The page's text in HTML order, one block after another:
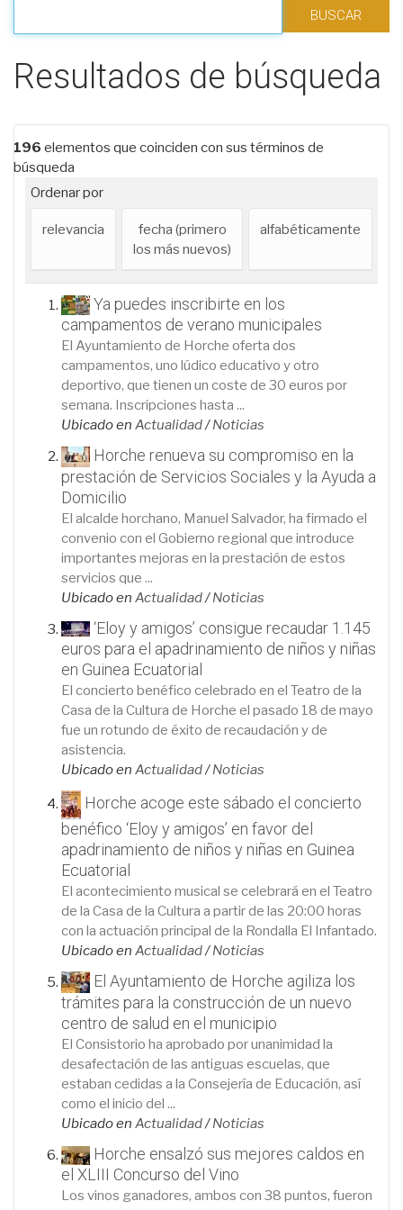
Filtrar los resultados
Resultados de búsqueda
196 elementos que coinciden con sus términos de
búsqueda
Ordenar por
relevancia
fecha (primero
los más nuevos)
alfabéticamente
Ya puedes inscribirte en los
campamentos de verano municipales
El Ayuntamiento de Horche oferta dos
campamentos, uno lúdico educativo y otro
deportivo, que tienen un coste de 30 euros por
semana. Inscripciones hasta ...
Ubicado en Actualidad/Noticias
Horche renueva su compromiso en la
prestación de Servicios Sociales y la Ayuda a
Domicilio
El alcalde horchano, Manuel Salvador, ha firmado el
convenio con el Gobierno regional que introduce
importantes mejoras en la prestación de estos
servicios que ...
Ubicado en Actualidad/Noticias
‘Eloy y amigos’ consigue recaudar 1.145
euros para el apadrinamiento de niños y niñas
en Guinea Ecuatorial
El concierto benéfico celebrado en el Teatro de la
Casa de la Cultura de Horche el pasado 18 de mayo
fue un rotundo de éxito de recaudación y de
asistencia.
Ubicado en Actualidad/Noticias
Horche acoge este sábado el concierto
benéfico ‘Eloy y amigos’ en favor del
apadrinamiento de niños y niñas en Guinea
Ecuatorial
El acontecimiento musical se celebrará en el Teatro
de la Casa de la Cultura a partir de las 20:00 horas
con la actuación principal de la Rondalla El Infantado.
Ubicado en Actualidad/Noticias
El Ayuntamiento de Horche agiliza los
trámites para la construcción de un nuevo
centro de salud en el municipio
El Consistorio ha aprobado por unanimidad la
desafectación de las antiguas escuelas, que
estaban cedidas a la Consejería de Educación, así
como el inicio del ...
Ubicado en Actualidad/Noticias
Horche ensalzó sus mejores caldos en
el XLIII Concurso del Vino
Los vinos ganadores, ambos con 38 puntos, fueron